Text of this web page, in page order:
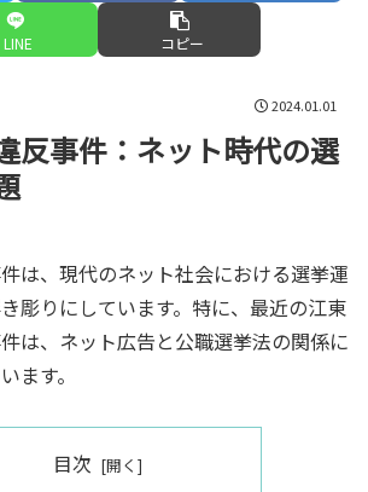
LINE コピー
2024.01.01
反事件：ネット時代の選
は、現代のネット社会における選挙運
彫りにしています。特に、最近の江東
は、ネット広告と公職選挙法の関係に
ます。
目次